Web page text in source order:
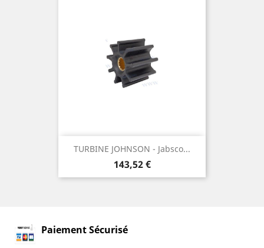
TURBINE JOHNSON - Jabsco...
Prix
143,52 €
Paiement Sécurisé